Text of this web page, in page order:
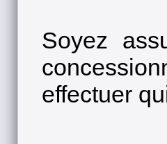
Soyez
effectuer